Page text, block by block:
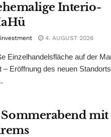
Interio-
4. AUGUST 2026
Einzelhandelsfläche auf der
Eröffnung des neuen Standorts
mit